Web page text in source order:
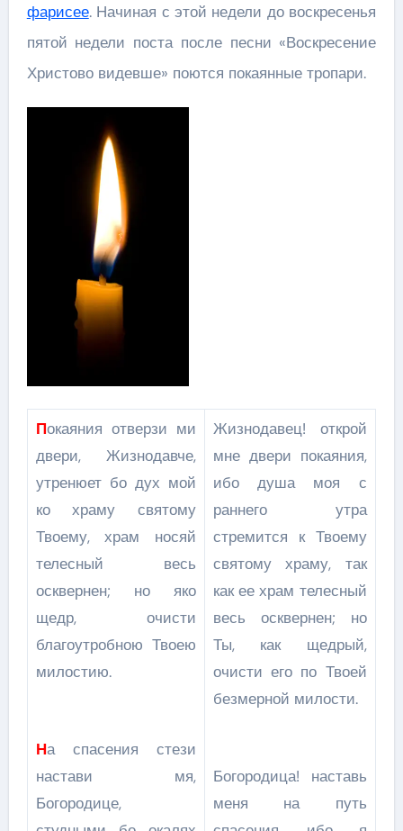
фарисее. Начиная с этой недели до воскресенья
пятой недели поста после песни «Воскресение
Христово видевше» поются покаянные тропари.
Покаяния отверзи ми
двери, Жизнодавче,
утренюет бо дух мой
ко храму святому
Твоему, храм носяй
телесный весь
осквернен; но яко
щедр, очисти
благоутробною Твоею
милостию.
На спасения стези
настави мя,
Богородице,
Жизнодавец! открой
мне двери покаяния,
ибо душа моя с
раннего утра
стремится к Твоему
святому храму, так
как ее храм телесный
весь осквернен; но
Ты, как щедрый,
очисти его по Твоей
безмерной милости.
Богородица! наставь
меня на путь